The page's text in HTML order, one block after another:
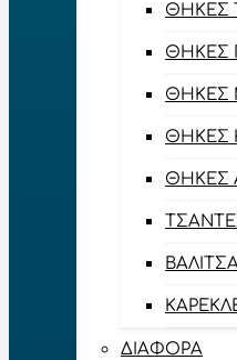
ΘΉΚΕΣ
ΘΉΚΕΣ
ΘΉΚΕΣ
ΘΉΚΕΣ
ΘΉΚΕΣ
ΔΙΆΦΟΡΑ